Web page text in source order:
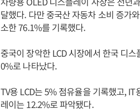
달했다. 다만 중국산 자동차 소비 증가
소한 76.1%를 기록했다.
중국이 장악한 LCD 시장에서 한국 디
0%로 나타났다.
TV용 LCD는 5% 점유율을 기록했고,
레이는 12.2%로 파악됐다.